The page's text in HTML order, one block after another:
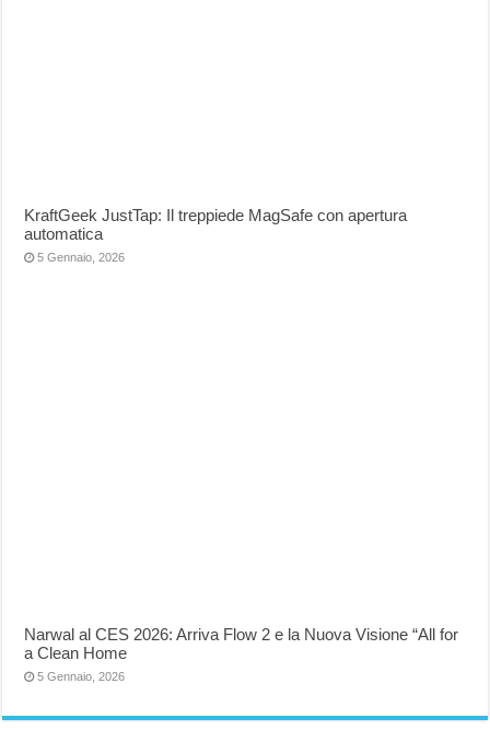
KraftGeek JustTap: Il treppiede MagSafe con apertura
automatica
5 Gennaio, 2026
Narwal al CES 2026: Arriva Flow 2 e la Nuova Visione “All for
a Clean Home
5 Gennaio, 2026